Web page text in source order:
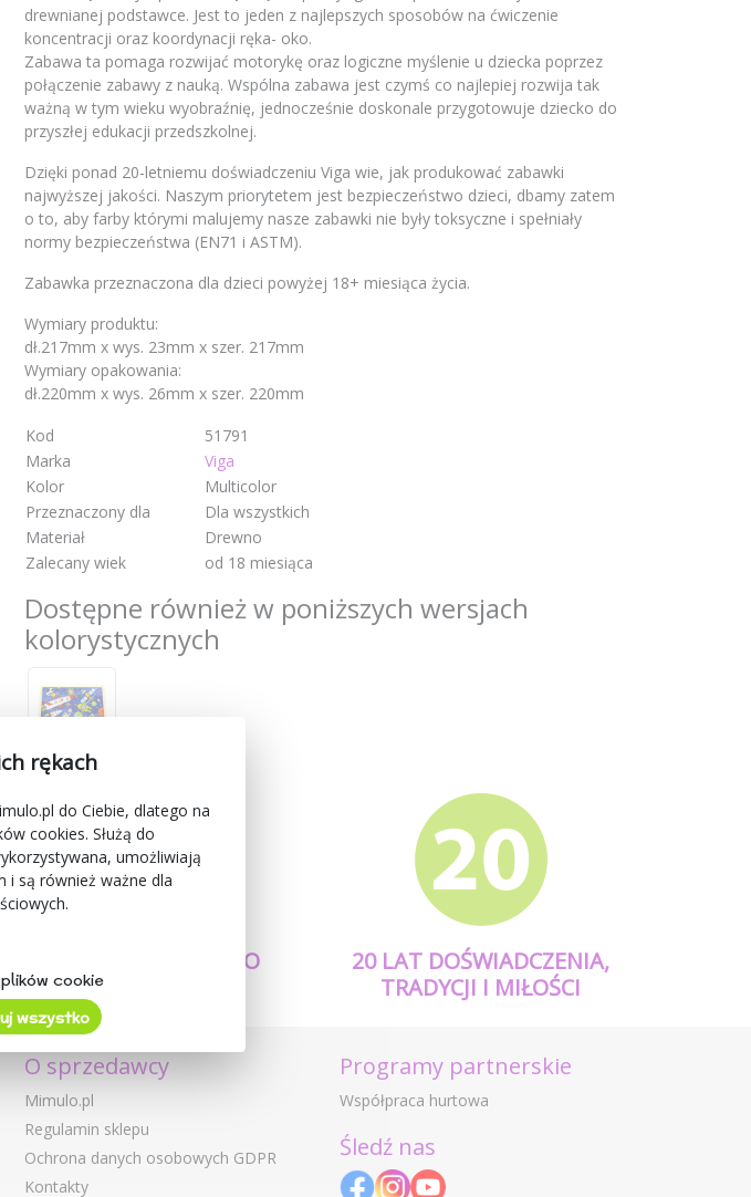
drewnianej podstawce. Jest to jeden z najlepszych sposobów na ćwiczenie
koncentracji oraz koordynacji ręka- oko.
Zabawa ta pomaga rozwijać motorykę oraz logiczne myślenie u dziecka poprzez
połączenie zabawy z nauką. Wspólna zabawa jest czymś co najlepiej rozwija tak
ważną w tym wieku wyobraźnię, jednocześnie doskonale przygotowuje dziecko do
przyszłej edukacji przedszkolnej.
Dzięki ponad 20-letniemu doświadczeniu Viga wie, jak produkować zabawki
najwyższej jakości. Naszym priorytetem jest bezpieczeństwo dzieci, dbamy zatem
o to, aby farby którymi malujemy nasze zabawki nie były toksyczne i spełniały
normy bezpieczeństwa (EN71 i ASTM).
Zabawka przeznaczona dla dzieci powyżej 18+ miesiąca życia.
Wymiary produktu:
dł.217mm x wys. 23mm x szer. 217mm
Wymiary opakowania:
dł.220mm x wys. 26mm x szer. 220mm
Kod
51791
Marka
Viga
Kolor
Multicolor
Przeznaczony dla
Dla wszystkich
Materiał
Drewno
Zalecany wiek
od 18 miesiąca
Dostępne również w poniższych wersjach
kolorystycznych
BEZPIECZEŃSTWO
20 LAT DOŚWIADCZENIA,
TRADYCJI I MIŁOŚCI
O sprzedawcy
Mimulo.pl
Regulamin sklepu
Ochrona danych osobowych GDPR
Kontakty
Programy partnerskie
Współpraca hurtowa
Śledź nas
rękach
do Ciebie, dlatego na
cookies. Służą do
umożliwiają
i są również ważne dla
cookie
wszystko